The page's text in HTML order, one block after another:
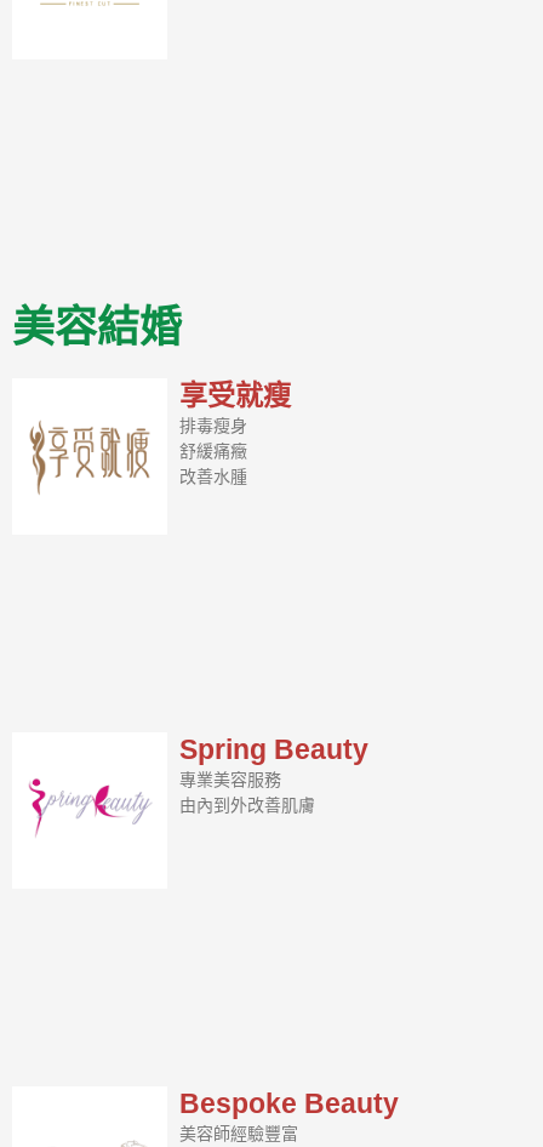
美容結婚
享受就瘦
排毒瘦身
舒緩痛癥
改善水腫
Spring Beauty
專業美容服務
由內到外改善肌膚
Bespoke Beauty
美容師經驗豐富